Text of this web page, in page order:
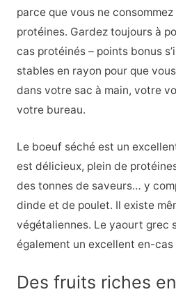
parce que vous ne
protéines. Gardez toujours à
cas protéinés – points bonus
stables en rayon pour que
dans votre sac à main, votre
votre bureau.
Le boeuf séché est un
est délicieux, plein de
des tonnes de saveurs… y
dinde et de poulet. Il existe
végétaliennes. Le yaourt grec
également un excellent en-
Des fruits riches